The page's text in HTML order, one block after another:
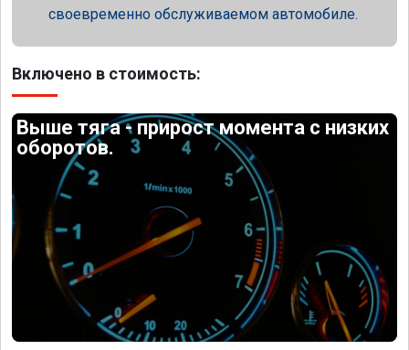
своевременно обслуживаемом автомобиле.
Включено в стоимость:
Выше тяга - прирост момента с низких
оборотов.